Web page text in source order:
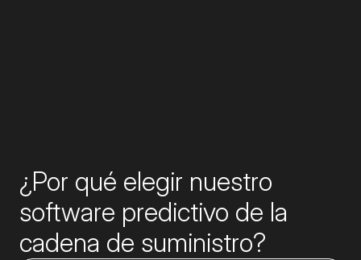
¿Por qué elegir nuestro
software predictivo de la
cadena de suministro?